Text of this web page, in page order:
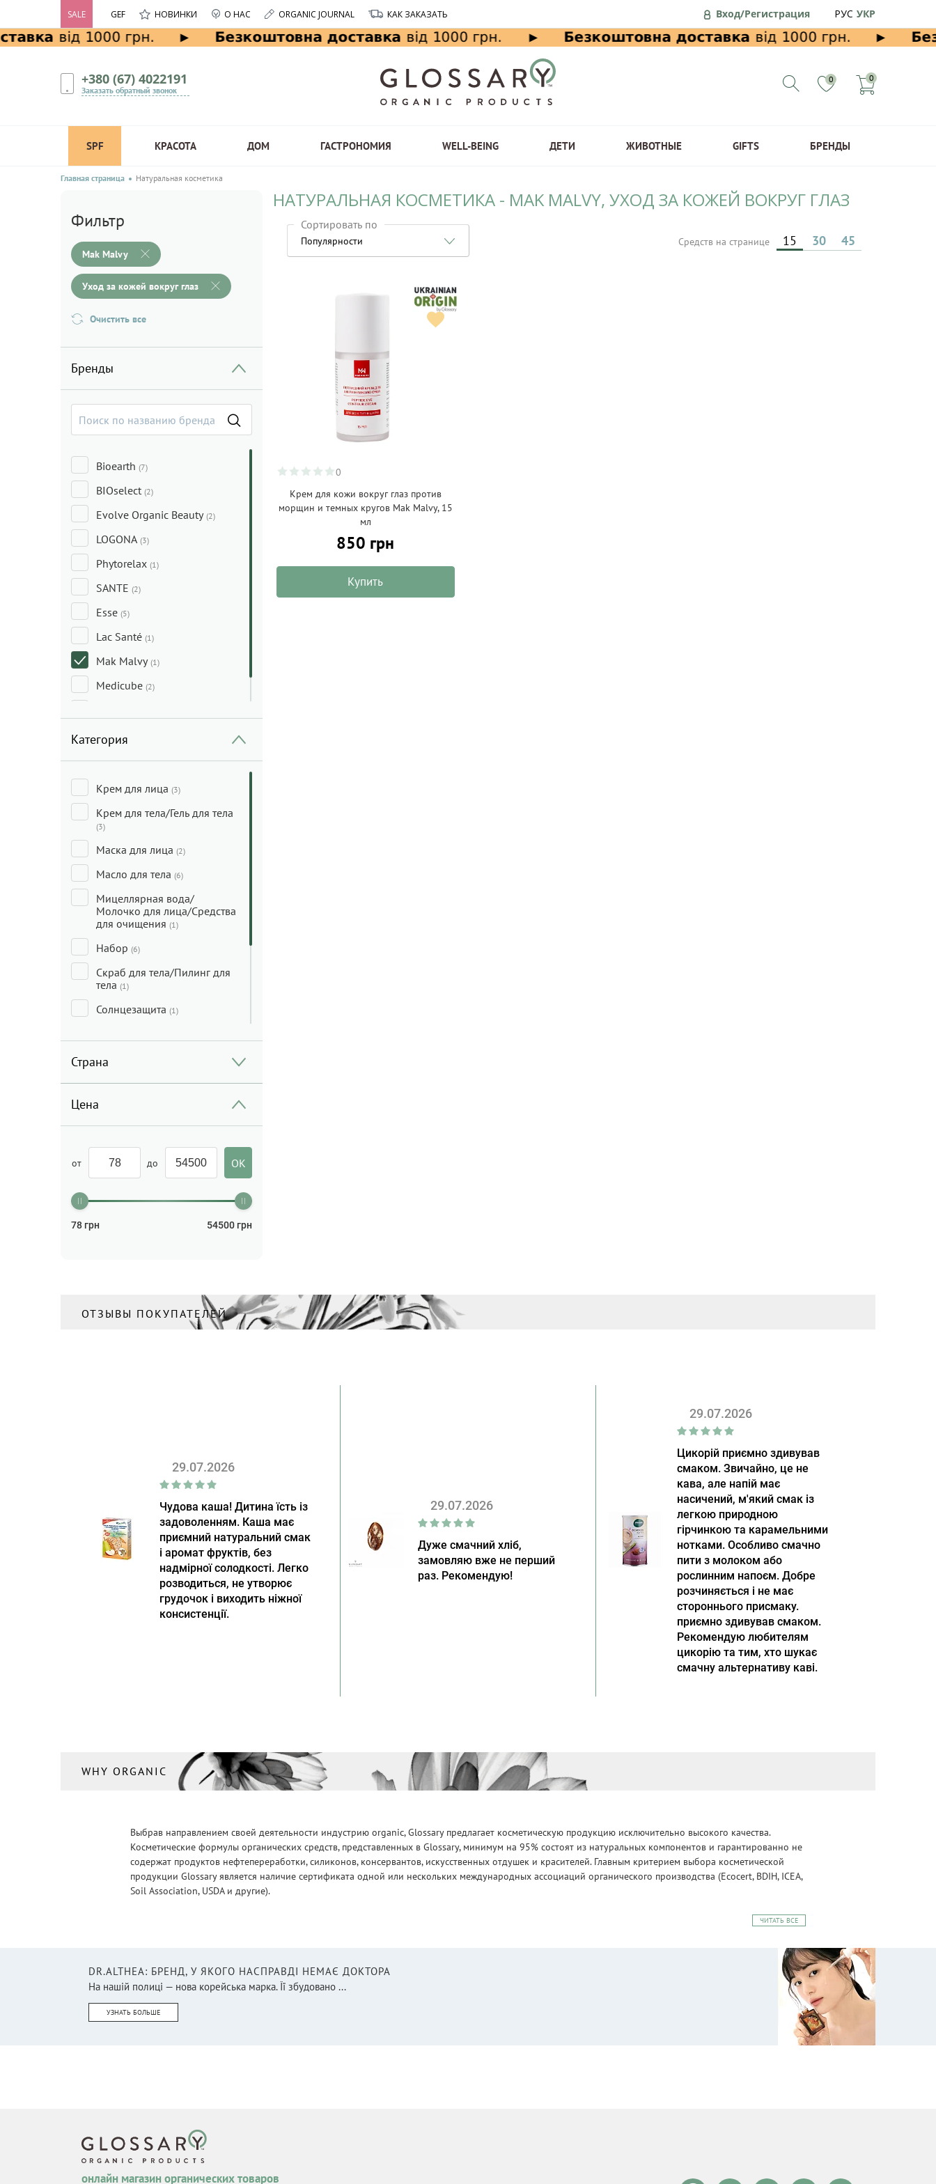
SALE GEF НОВИНКИ О НАС ORGANIC JOURNAL КАК ЗАКАЗАТЬ Вход/Регистрация РУС УКР
+380 (67) 4022191
Заказать обратный звонок
0 0
SPF КРАСОТА ДОМ ГАСТРОНОМИЯ WELL-BEING ДЕТИ ЖИВОТНЫЕ GIFTS БРЕНДЫ
Главная страница Натуральная косметика
Фильтр
Mak Malvy
Уход за кожей вокруг глаз
Очистить все
Бренды
Bioearth (7)
BIOselect (2)
Evolve Organic Beauty (2)
LOGONA (3)
Phytorelax (1)
SANTE (2)
Esse (5)
Lac Santé (1)
Mak Malvy (1)
Medicube (2)
Категория
Крем для лица (3)
Крем для тела/Гель для тела
(3)
Маска для лица (2)
Масло для тела (6)
Мицеллярная вода/
Молочко для лица/Средства
для очищения (1)
Набор (6)
Скраб для тела/Пилинг для
тела (1)
Солнцезащита (1)
Тоник/Мист
Уход за кожей вокруг глаз
Страна
Цена
от до
78 грн 54500 грн
НАТУРАЛЬНАЯ КОСМЕТИКА - MAK MALVY, УХОД ЗА КОЖЕЙ ВОКРУГ ГЛАЗ
Сортировать по
Популярности Средств на странице 15 30 45
0
Крем для кожи вокруг глаз против
морщин и темных кругов Mak Malvy, 15
мл
850 грн
Купить
ОТЗЫВЫ ПОКУПАТЕЛЕЙ
29.07.2026
Чудова каша! Дитина їсть із
задоволенням. Каша має
приємний натуральний смак
і аромат фруктів, без
надмірної солодкості. Легко
розводиться, не утворює
грудочок і виходить ніжної
консистенції.
29.07.2026
Дуже смачний хліб,
замовляю вже не перший
раз. Рекомендую!
29.07.2026
Цикорій приємно здивував
смаком. Звичайно, це не
кава, але напій має
насичений, м'який смак із
легкою природною
гірчинкою та карамельними
нотками. Особливо смачно
пити з молоком або
рослинним напоєм. Добре
розчиняється і не має
стороннього присмаку.
приємно здивував смаком.
Рекомендую любителям
цикорію та тим, хто шукає
смачну альтернативу каві.
WHY ORGANIC
Выбрав направлением своей деятельности индустрию organic, Glossary предлагает косметическую продукцию исключительно высокого качества.
Косметические формулы органических средств, представленных в Glossary, минимум на 95% состоят из натуральных компонентов и гарантированно не
содержат продуктов нефтепереработки, силиконов, консервантов, искусственных отдушек и красителей. Главным критерием выбора косметической
продукции Glossary является наличие сертификата одной или нескольких международных ассоциаций органического производства (Ecocert, BDIH, ICEA,
Soil Association, USDA и другие).
ЧИТАТЬ ВСЕ
DR.ALTHEA: БРЕНД, У ЯКОГО НАСПРАВДІ НЕМАЄ ДОКТОРА
На нашій полиці — нова корейська марка. Її збудовано ...
УЗНАТЬ БОЛЬШЕ
онлайн магазин органических товаров